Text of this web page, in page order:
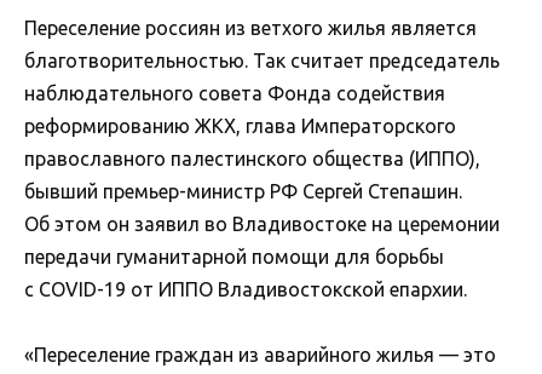
Переселение россиян из ветхого жилья является
благотворительностью. Так считает председатель
наблюдательного совета Фонда содействия
реформированию ЖКХ, глава Императорского
православного палестинского общества (ИППО),
бывший премьер-министр РФ Сергей Степашин.
Об этом он заявил во Владивостоке на церемонии
передачи гуманитарной помощи для борьбы
с COVID-19 от ИППО Владивостокской епархии.
«Переселение граждан из аварийного жилья — это